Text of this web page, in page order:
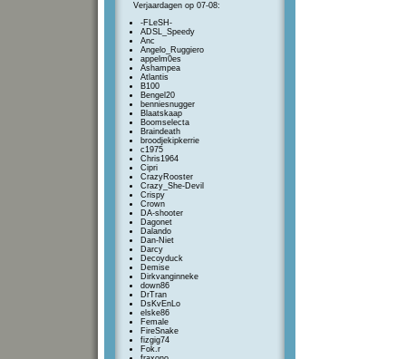
Verjaardagen op 07-08:
-FLeSH-
ADSL_Speedy
Anc
Angelo_Ruggiero
appelm0es
Ashampea
Atlantis
B100
Bengel20
benniesnugger
Blaatskaap
Boomselecta
Braindeath
broodjekipkerrie
c1975
Chris1964
Cipri
CrazyRooster
Crazy_She-Devil
Crispy
Crown
DA-shooter
Dagonet
Dalando
Dan-Niet
Darcy
Decoyduck
Demise
Dirkvanginneke
down86
DrTran
DsKvEnLo
elske86
Female
FireSnake
fizgig74
Fok.r